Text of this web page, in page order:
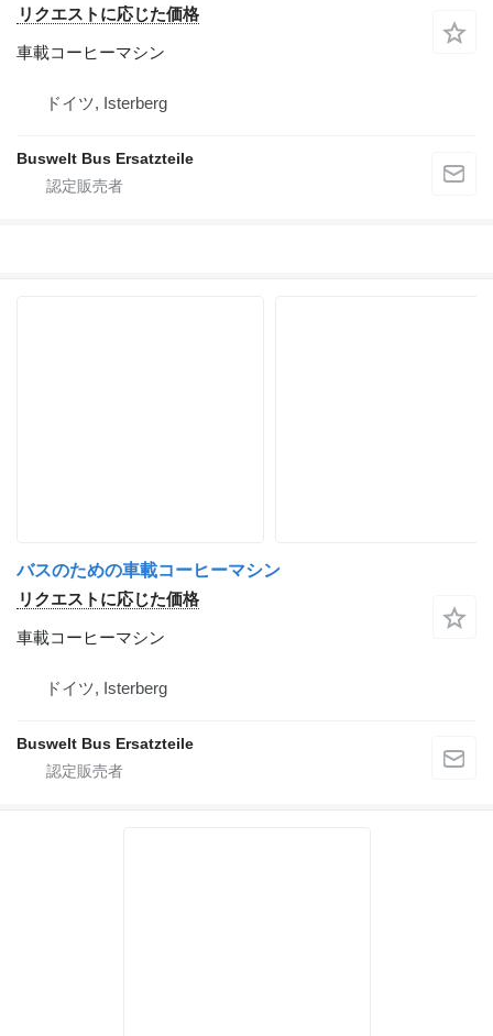
リクエストに応じた価格
車載コーヒーマシン
ドイツ, Isterberg
Buswelt Bus Ersatzteile
バスのための車載コーヒーマシン
リクエストに応じた価格
車載コーヒーマシン
ドイツ, Isterberg
Buswelt Bus Ersatzteile